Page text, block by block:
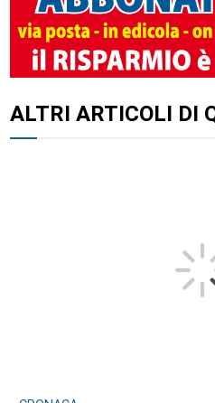
ALTRI ARTICOLI DI